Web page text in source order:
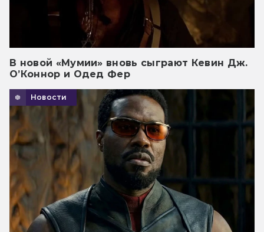
В новой «Мумии» вновь сыграют Кевин Дж.
О’Коннор и Одед Фер
Новости